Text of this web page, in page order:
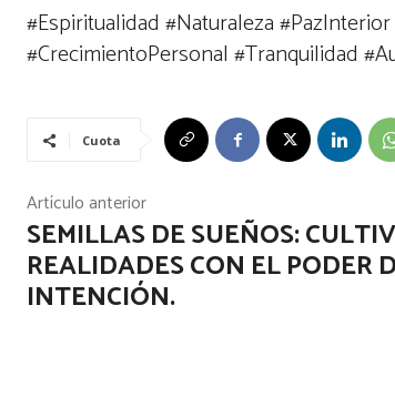
#Espiritualidad #Naturaleza
#CrecimientoPersonal #Tranquilidad
Cuota
Artículo anterior
SEMILLAS DE SUEÑOS:
REALIDADES CON EL PODER
INTENCIÓN.